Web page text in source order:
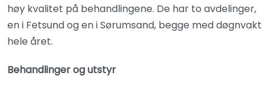
høy kvalitet på behandlingene. De har to avdelinger,
en i Fetsund og en i Sørumsand, begge med døgnvakt
hele året.
Behandlinger og utstyr